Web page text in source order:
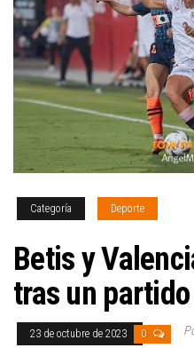
Categoría Deporte
Betis y
tras un
23 de octubre de 2023 0